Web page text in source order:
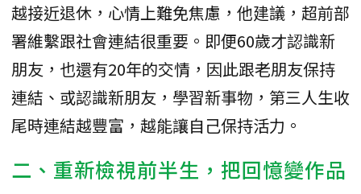
越接近退休，心情上難免焦慮，他建議，超前部
署維繫跟社會連結很重要。即便60歲才認識新
朋友，也還有20年的交情，因此跟老朋友保持
連結、或認識新朋友，學習新事物，第三人生收
尾時連結越豐富，越能讓自己保持活力。
二、重新檢視前半生，把回憶變作品